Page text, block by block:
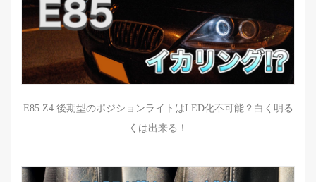
E85 Z4 後期型のポジションライトはLED化不可能？白く明る
くは出来る！